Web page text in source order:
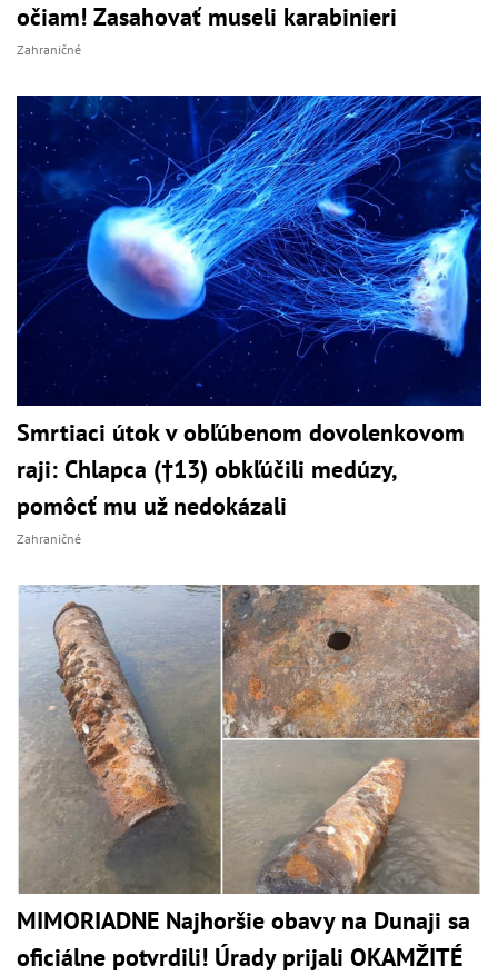
očiam! Zasahovať museli karabinieri
Zahraničné
Smrtiaci útok v obľúbenom dovolenkovom
raji: Chlapca (†13) obkľúčili medúzy,
pomôcť mu už nedokázali
Zahraničné
MIMORIADNE Najhoršie obavy na Dunaji sa
oficiálne potvrdili! Úrady prijali OKAMŽITÉ